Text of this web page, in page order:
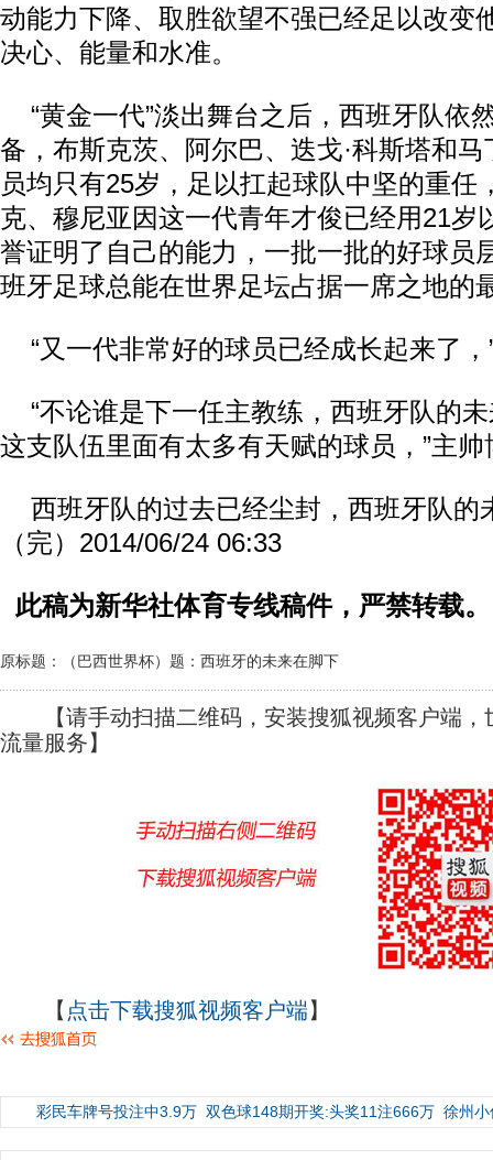
动能力下降、取胜欲望不强已经足以改变
决心、能量和水准。
“黄金一代”淡出舞台之后，西班牙队依
备，布斯克茨、阿尔巴、迭戈·科斯塔和
员均只有25岁，足以扛起球队中坚的重任
克、穆尼亚因这一代青年才俊已经用21岁
誉证明了自己的能力，一批一批的好球员
班牙足球总能在世界足坛占据一席之地的
“又一代非常好的球员已经成长起来了，
“不论谁是下一任主教练，西班牙队的
这支队伍里面有太多有天赋的球员，”主
西班牙队的过去已经尘封，西班牙队的
（完）2014/06/24 06:33
此稿为新华社体育专线稿件，严禁转载。
原标题：（巴西世界杯）题：西班牙的未来在脚下
【请手动扫描二维码，安装搜狐视频客户端，
流量服务】
【 点击下载搜狐视频客户端】
彩民车牌号投注中3.9万 双色球148期开奖:头奖11注666万 徐州